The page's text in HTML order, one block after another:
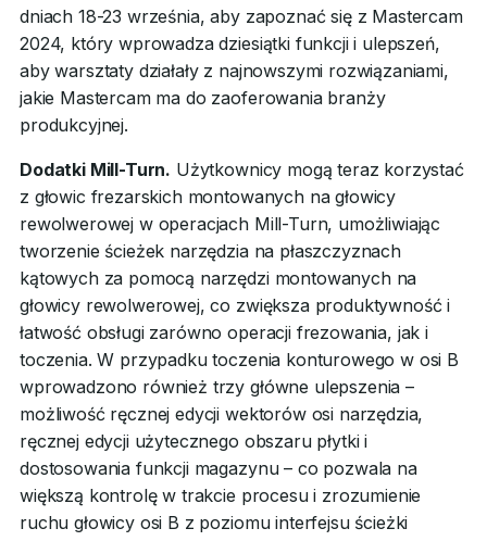
dniach 18-23 września, aby zapoznać się z Mastercam
2024, który wprowadza dziesiątki funkcji i ulepszeń,
aby warsztaty działały z najnowszymi rozwiązaniami,
jakie Mastercam ma do zaoferowania branży
produkcyjnej.
Dodatki Mill-Turn. Użytkownicy mogą teraz korzystać
z głowic frezarskich montowanych na głowicy
rewolwerowej w operacjach Mill-Turn, umożliwiając
tworzenie ścieżek narzędzia na płaszczyznach
kątowych za pomocą narzędzi montowanych na
głowicy rewolwerowej, co zwiększa produktywność i
łatwość obsługi zarówno operacji frezowania, jak i
toczenia. W przypadku toczenia konturowego w osi B
wprowadzono również trzy główne ulepszenia –
możliwość ręcznej edycji wektorów osi narzędzia,
ręcznej edycji użytecznego obszaru płytki i
dostosowania funkcji magazynu – co pozwala na
większą kontrolę w trakcie procesu i zrozumienie
ruchu głowicy osi B z poziomu interfejsu ścieżki